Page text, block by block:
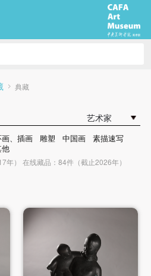
典藏
艺术家
、插画 雕塑 中国画
素描速写
年） 在线藏品：84件（截止2026年）